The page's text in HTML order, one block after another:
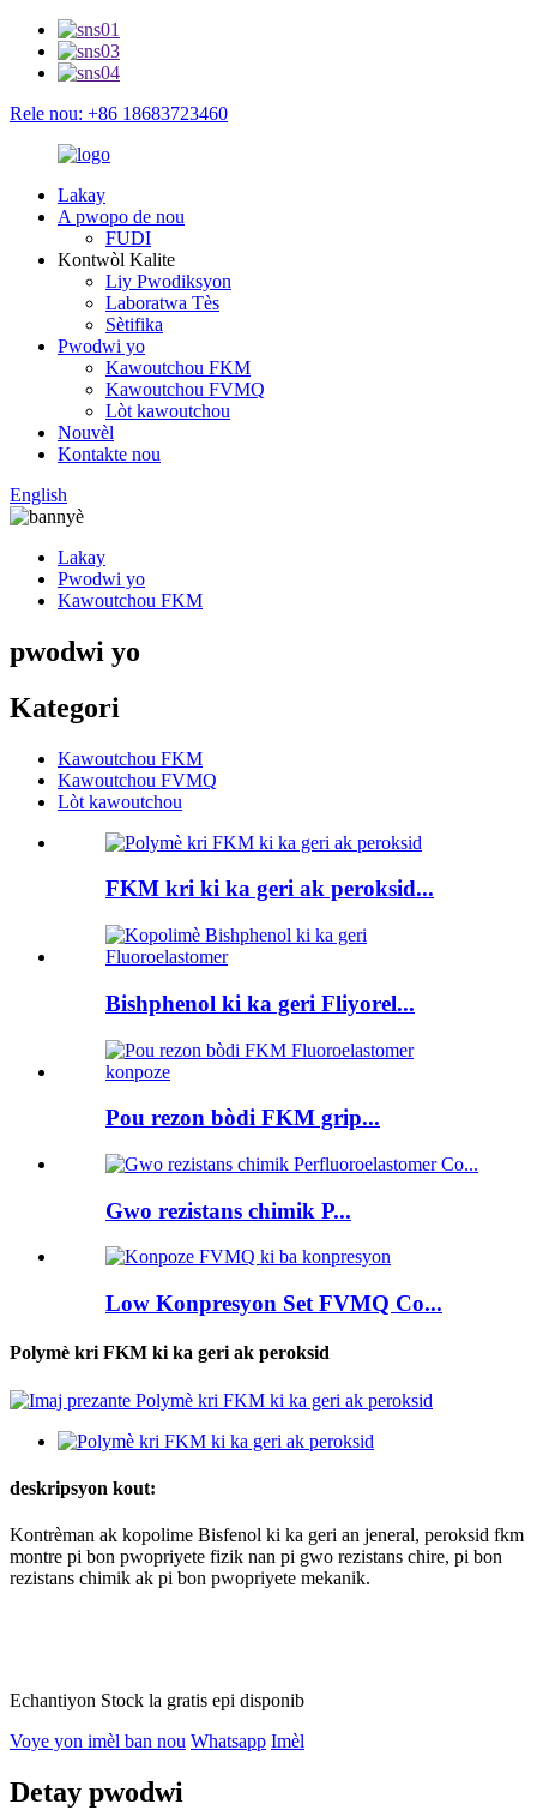
Rele nou: +86 18683723460
Lakay
A pwopo de nou
FUDI
Kontwòl Kalite
Liy Pwodiksyon
Laboratwa Tès
Sètifika
Pwodwi yo
Kawoutchou FKM
Kawoutchou FVMQ
Lòt kawoutchou
Nouvèl
Kontakte nou
English
Lakay
Pwodwi yo
Kawoutchou FKM
pwodwi yo
Kategori
Kawoutchou FKM
Kawoutchou FVMQ
Lòt kawoutchou
FKM kri ki ka geri ak peroksid...
Bishphenol ki ka geri Fliyorel...
Pou rezon bòdi FKM grip...
Gwo rezistans chimik P...
Low Konpresyon Set FVMQ Co...
Polymè kri FKM ki ka geri ak peroksid
deskripsyon kout:
Kontrèman ak kopolime Bisfenol ki ka geri an jeneral, peroksid fkm
montre pi bon pwopriyete fizik nan pi gwo rezistans chire, pi bon
rezistans chimik ak pi bon pwopriyete mekanik.
Echantiyon Stock la gratis epi disponib
Voye yon imèl ban nou Whatsapp Imèl
Detay pwodwi